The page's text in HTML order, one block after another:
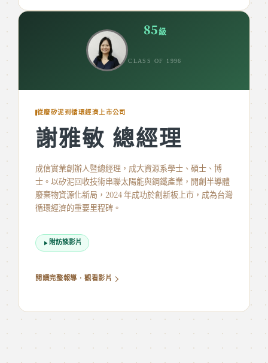
85級
CLASS OF 1996
從廢矽泥到循環經濟上市公司
謝雅敏 總經理
成信實業創辦人暨總經理，成大資源系學士、碩士、博
士。以矽泥回收技術串聯太陽能與鋼鐵產業，開創半導體
廢棄物資源化新局，2024 年成功於創新板上市，成為台灣
循環經濟的重要里程碑。
附訪談影片
閱讀完整報導 · 觀看影片